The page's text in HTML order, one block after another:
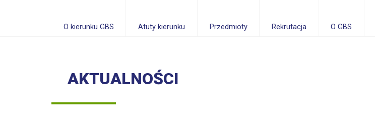
O kierunku GBS Atuty kierunku Przedmioty Rekrutacja O GBS
AKTUALNOŚCI